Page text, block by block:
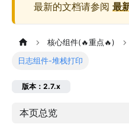
最新的文档请参阅 最
核心组件(🔥重点🔥)
日志组件-堆栈打印
版本：2.7.x
本页总览